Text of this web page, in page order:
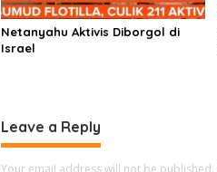
Netanyahu Aktivis Diborgol di
Israel
Leave a Reply
Your email address will not be published.